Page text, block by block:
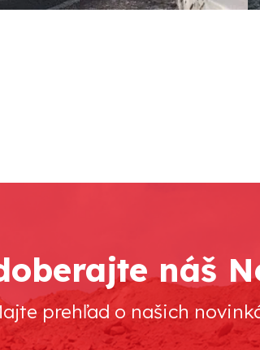
náš
prehľad o našich